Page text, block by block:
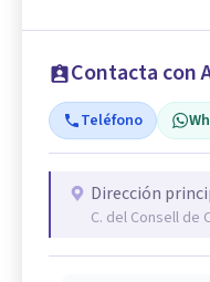
Contacta con
Teléfono
Dirección
C. del Consell de